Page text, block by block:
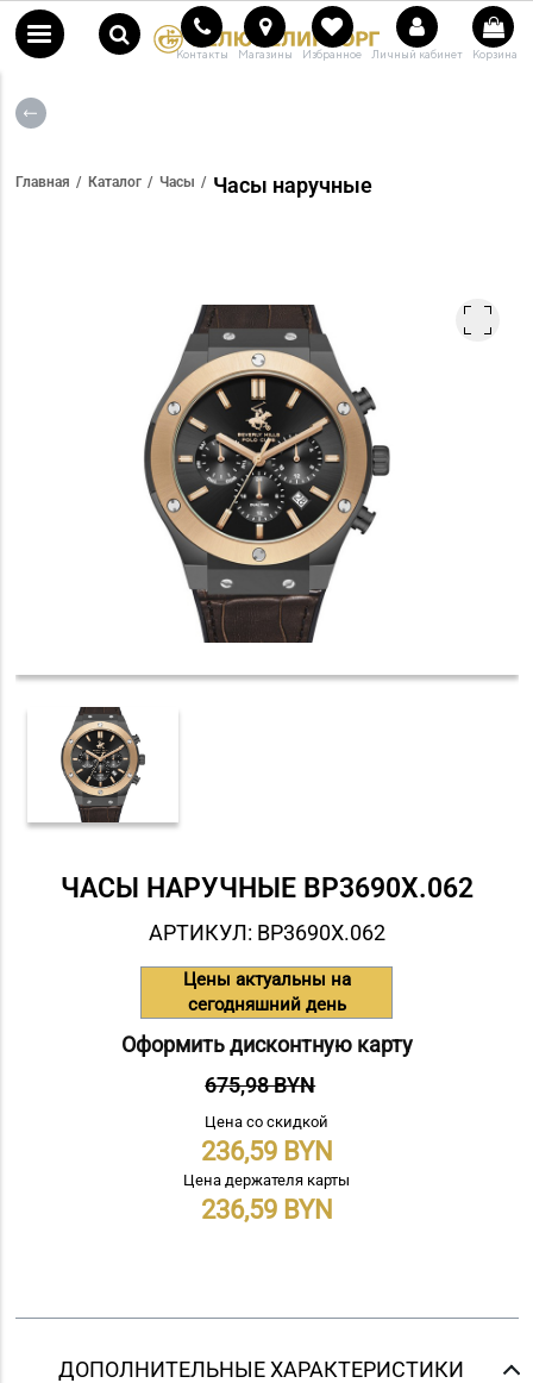
Контакты Магазины Избранное Личный кабинет Корзина
Главная Каталог Часы Часы наручные
ЧАСЫ НАРУЧНЫЕ BP3690X.062
АРТИКУЛ: BP3690X.062
Цены актуальны на
сегодняшний день
Оформить дисконтную карту
675,98 BYN
Цена со скидкой
236,59
Цена держателя карты
236,59
ДОПОЛНИТЕЛЬНЫЕ ХАРАКТЕРИСТИКИ